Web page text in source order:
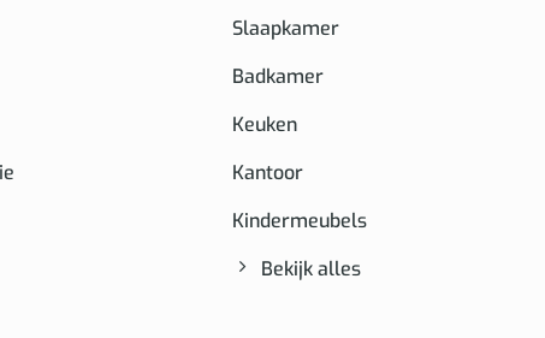
Slaapkamer
Badkamer
Keuken
Kantoor
Kindermeubels
Bekijk alles